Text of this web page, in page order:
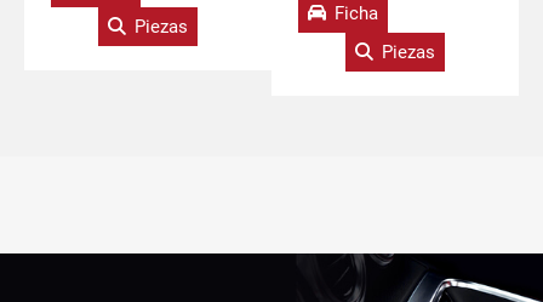
Piezas
Ficha
Piezas